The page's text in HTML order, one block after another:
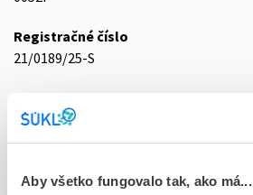
Aby všetko fungovalo tak, ako má...
Registračné číslo
21/0189/25-S
cps dur 50x100 mg (blis.PVC/PVdC//Al)
R - Aktuálna registrácia